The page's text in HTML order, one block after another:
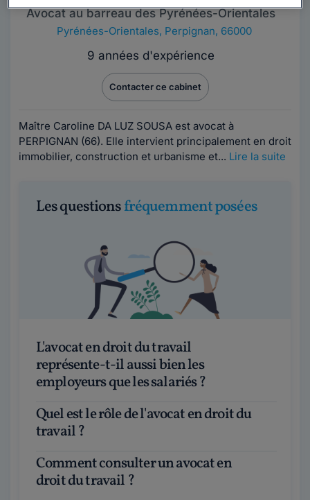
Avocat au barreau des Pyrénées-Orientales
Pyrénées-Orientales, Perpignan, 66000
9 années d'expérience
Contacter ce cabinet
Maître Caroline DA LUZ SOUSA est avocat à
PERPIGNAN (66). Elle intervient principalement en droit
immobilier, construction et urbanisme et... Lire la suite
Les questionsfréquemment posées
L'avocat en droit du travail
représente-t-il aussi bien les
employeurs que les salariés ?
Quel est le rôle de l'avocat en droit du
travail ?
Comment consulter un avocat en
droit du travail ?